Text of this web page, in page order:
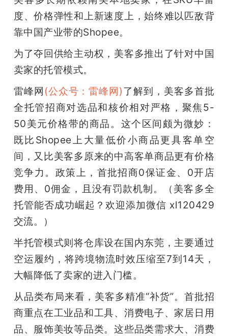
度、价格弹性和上新速度上，始终难以匹敌背
靠中国产业带的Shopee。
为了夺回供给主动权，美客多推出了针对中国
卖家的托管模式。
雷峰网 (公众号：雷峰网)了解到，美客多首批
全托管招商对选品和核价相对严格，聚焦5-
50美元价格带的商品。这个区间颇为微妙：
既比Shopee上大量低价小商品更具客单空
间，又比美客多原来的中高客单商品更有价格
竞争力。政策上，首批招商0保证金、0开店
费用、0佣金，且没有罚款机制。（美客多全
托管能否成功崛起？欢迎添加微信 xl120429
交流。）
半托管模式则将仓库设在国内东莞，主要通过
空运履约，将跨境物流时效压缩至7到14天，
大幅降低了卖家的进入门槛。
从品类布局来看，美客多精准“补货”。首批招
商重点在工业品和工具、消费电子、家居日用
品、服饰美妆等品类。这些品类需求大、消费